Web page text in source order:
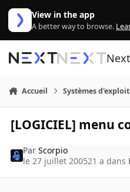
Aller au contenu
View in the app
A better way to browse.
Next
Accueil Systèmes
[LOGICIEL] menu
ParScorpio
le 27 juillet 200521 a dans